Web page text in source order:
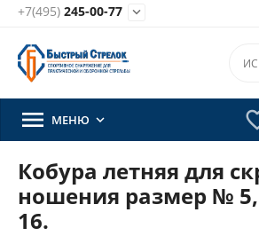
+7(495) 245-00-77 
 МЕНЮ 
Кобура летняя для
ношения размер №
16.